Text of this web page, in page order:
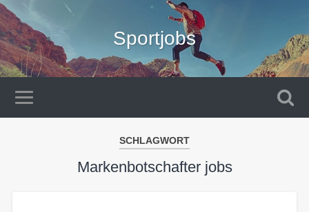
Sportjobs
SCHLAGWORT
Markenbotschafter jobs